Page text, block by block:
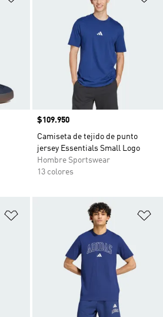
Precio
$109.950
Camiseta de tejido de punto
jersey Essentials Small Logo
Hombre Sportswear
13 colores
Añadir a la lista de deseos